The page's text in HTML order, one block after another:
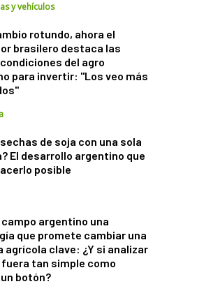
y vehículos
rotundo, ahora el
brasilero destaca las
del agro
para invertir: "Los veo más
de soja con una sola
El desarrollo argentino que
posible
campo argentino una
que promete cambiar una
agrícola clave: ¿Y si analizar
fuera tan simple como
botón?